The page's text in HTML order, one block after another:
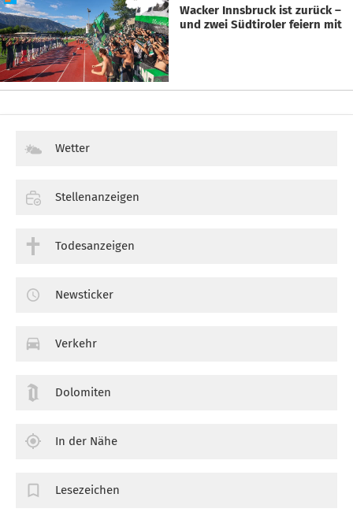
Wacker Innsbruck ist zurück –
und zwei Südtiroler feiern mit
Wetter
Stellenanzeigen
Todesanzeigen
Newsticker
Verkehr
Dolomiten
In der Nähe
Lesezeichen